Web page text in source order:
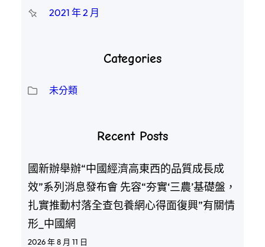
2021 年 2 月
Categories
未分類
Recent Posts
國新辦舉辦“中國經濟高東西的品質成長成
效”系列消息發布會 先容“夯實‘三農’基礎盤，
扎實推動村落全查包養網心得面復興”有關情
形_中國網
2026 年 8 月 11 日